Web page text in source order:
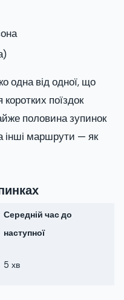
одна від одної, що
поїздок
половина зупинок
інші маршрути — як
Середній час до
наступної
5 хв